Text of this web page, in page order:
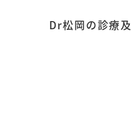
Dr松岡の診療